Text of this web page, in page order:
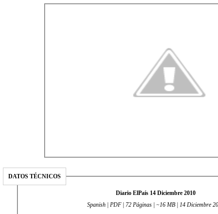
DATOS TÉCNICOS
Diario ElPaís 14 Diciembre 2010
Spanish | PDF | 72 Páginas | ~16 MB | 14 Diciembre